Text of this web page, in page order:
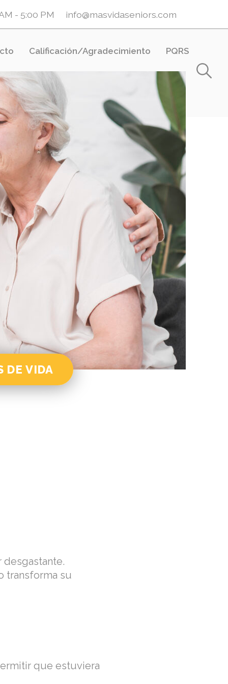
- 5:00 PM info@masvidaseniors.com
Calificación/Agradecimiento PQRS
DE VIDA
desgastante.
transforma su
que estuviera